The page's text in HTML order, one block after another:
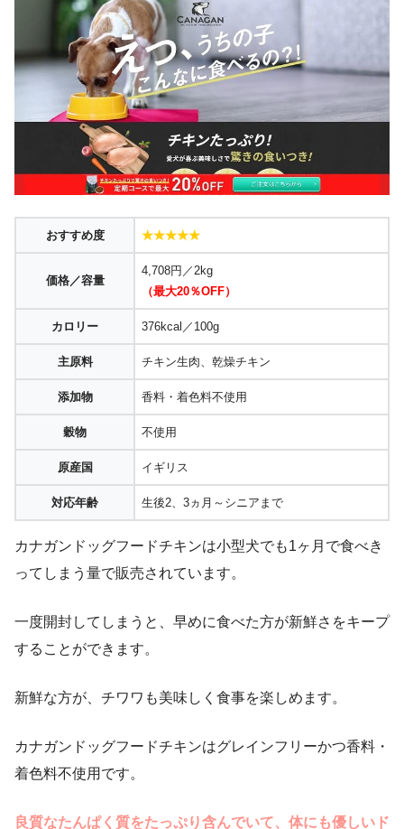
おすすめ度 ★★★★★
価格／容量
4,708円／2kg
（最大20％OFF）
カロリー 376kcal／100g
主原料 チキン生肉、乾燥チキン
添加物 香料・着色料不使用
穀物 不使用
原産国 イギリス
対応年齢 生後2、3ヵ月～シニアまで
カナガンドッグフードチキンは小型犬でも1ヶ月で食べき
ってしまう量で販売されています。
一度開封してしまうと、早めに食べた方が新鮮さをキープ
することができます。
新鮮な方が、チワワも美味しく食事を楽しめます。
カナガンドッグフードチキンはグレインフリーかつ香料・
着色料不使用です。
良質なたんぱく質をたっぷり含んでいて、体にも優しいド